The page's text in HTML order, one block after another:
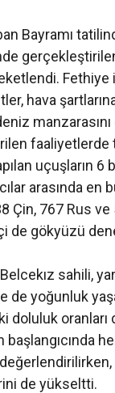
Bayramı
hava
uçuşların
arasında
Çin, 767 Rus
de gökyüzü
sahili,
de yoğunluk
doluluk oranları
başlangıcında
de yükseltti.